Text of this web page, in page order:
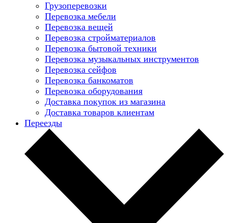
Грузоперевозки
Перевозка мебели
Перевозка вещей
Перевозка стройматериалов
Перевозка бытовой техники
Перевозка музыкальных инструментов
Перевозка сейфов
Перевозка банкоматов
Перевозка оборудования
Доставка покупок из магазина
Доставка товаров клиентам
Переезды